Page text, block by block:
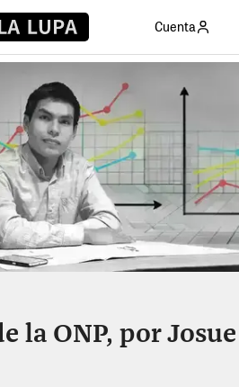
Cuenta
la ONP, por Josue